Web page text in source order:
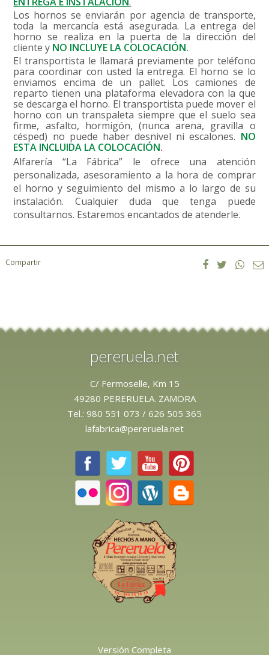
Los hornos se enviarán por agencia de transporte,
toda la mercancía está asegurada. La entrega del
horno se realiza en la puerta de la dirección del
cliente y NO INCLUYE LA COLOCACIÓN.
El transportista le llamará previamente por teléfono
para coordinar con usted la entrega. El horno se lo
enviamos encima de un pallet. Los camiones de
reparto tienen una plataforma elevadora con la que
se descarga el horno. El transportista puede mover el
horno con un transpaleta siempre que el suelo sea
firme, asfalto, hormigón, (nunca arena, gravilla o
césped) no puede haber desnivel ni escalones. NO
ESTA INCLUIDA LA COLOCACIÓN.
Alfarería “La Fábrica” le ofrece una atención
personalizada, asesoramiento a la hora de comprar
el horno y seguimiento del mismo a lo largo de su
instalación. Cualquier duda que tenga puede
consultarnos. Estaremos encantados de atenderle.
Compartir
pereruela.net
C/ Fermoselle, Km 15
49280 PERERUELA. ZAMORA
Tel.: 980 551 073 / 626 505 365
lafabrica@pereruela.net
Versión Completa